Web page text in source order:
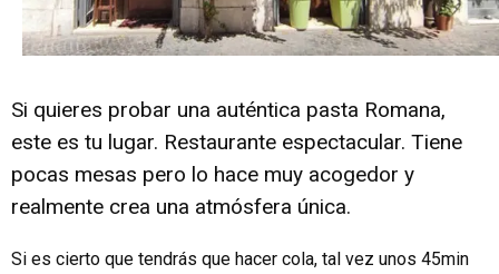
Si quieres probar una auténtica pasta Romana,
este es tu lugar. Restaurante espectacular. Tiene
pocas mesas pero lo hace muy acogedor y
realmente crea una atmósfera única.
Si es cierto que tendrás que hacer cola, tal vez unos 45min